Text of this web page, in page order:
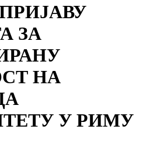
ЗА
НА
У РИМУ